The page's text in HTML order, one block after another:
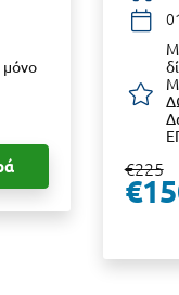
μόνο
€225